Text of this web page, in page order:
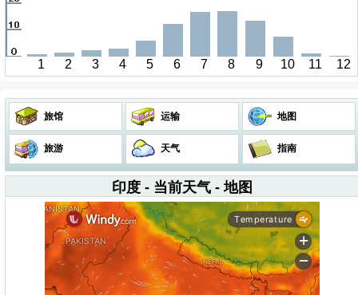
1 2 3 4 5 6 7 8 9 10 11 12
旅馆 运输 地图
旅游 天气 指南
印度 - 当前天气 - 地图